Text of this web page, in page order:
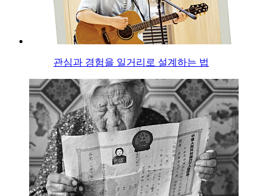
관심과 경험을 일거리로 설계하는 법